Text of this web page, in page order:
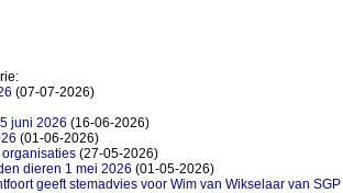
(07-07-2026)
juni 2026 (16-06-2026)
(01-06-2026)
(27-05-2026)
dieren 1 mei 2026 (01-05-2026)
geeft stemadvies voor Wim van Wikselaar van SGP